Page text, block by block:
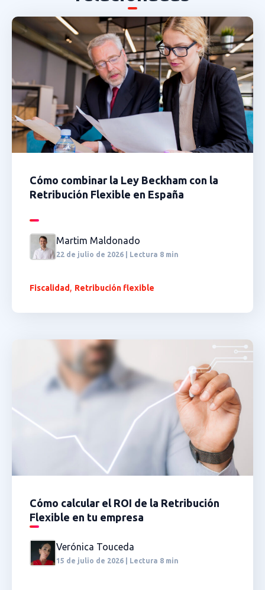
Cómo combinar la Ley Beckham con la
Retribución Flexible en España
Martim Maldonado
22 de julio de 2026 | Lectura 8 min
Fiscalidad , Retribución flexible
Cómo calcular el ROI de la Retribución
Flexible en tu empresa
Verónica Touceda
15 de julio de 2026 | Lectura 8 min